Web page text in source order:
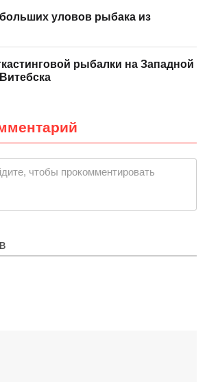
уловов рыбака из
рыбалки на Западной
чтобы прокомментировать